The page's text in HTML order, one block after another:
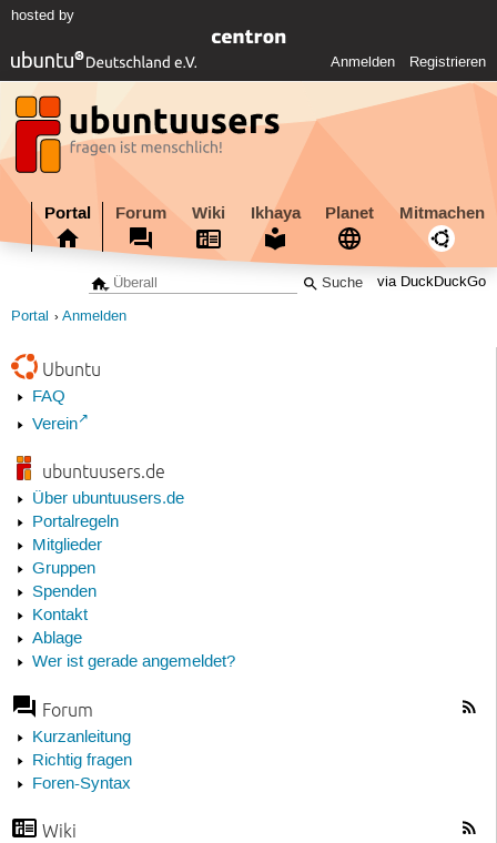
hosted by
Anmelden Registrieren
Portal Forum Wiki Ikhaya Planet Mitmachen
via DuckDuckGo
Portal Anmelden
Ubuntu
FAQ
Verein
ubuntuusers.de
Über ubuntuusers.de
Portalregeln
Mitglieder
Gruppen
Spenden
Kontakt
Ablage
Wer ist gerade angemeldet?
Forum
Kurzanleitung
Richtig fragen
Foren-Syntax
Wiki